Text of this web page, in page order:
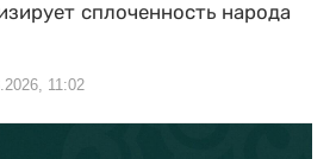
сплоченность народа
11:02